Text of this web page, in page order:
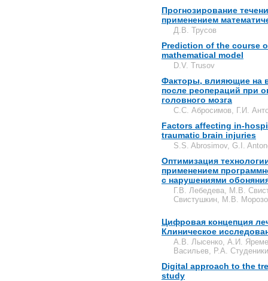
Прогнозирование
применением
Д.В. Трусов
Prediction of the course
mathematical model
D.V. Trusov
Факторы, влияющие на
после реопераций при
головного мозга
С.С. Абросимов, Г.И.
Factors affecting in-
traumatic brain injuries
S.S. Abrosimov, G.I.
Оптимизация
применением
с нарушениями
Г.В. Лебедева, М.В.
Свистушкин, М.В.
Цифровая концепция
Клиническое
А.В. Лысенко, А.И.
Васильев, Р.А.
Digital approach to the
study